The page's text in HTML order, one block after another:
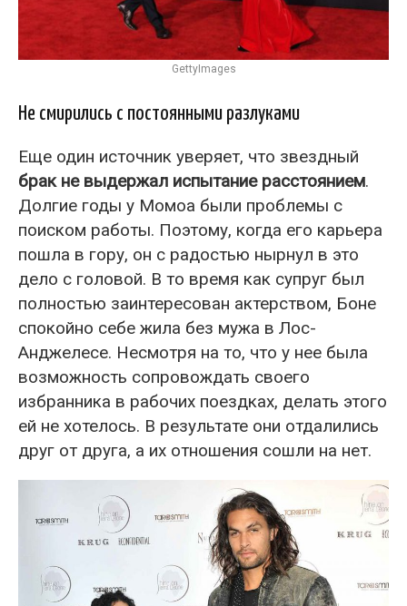
GettyImages
Не смирились с постоянными разлуками
Еще один источник уверяет, что звездный
брак не выдержал испытание расстоянием.
Долгие годы у Момоа были проблемы с
поиском работы. Поэтому, когда его карьера
пошла в гору, он с радостью нырнул в это
дело с головой. В то время как супруг был
полностью заинтересован актерством, Боне
спокойно себе жила без мужа в Лос-
Анджелесе. Несмотря на то, что у нее была
возможность сопровождать своего
избранника в рабочих поездках, делать этого
ей не хотелось. В результате они отдалились
друг от друга, а их отношения сошли на нет.